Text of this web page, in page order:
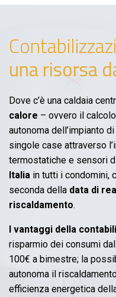
una risorsa
Dove c’è una caldaia
calore – ovvero il
autonoma dell’impianto
singole case attraverso
termostatiche e sensori
Italia in tutti i condomini,
seconda della data di
riscaldamento.
I vantaggi della
risparmio dei consumi
100€ a bimestre; la
autonoma il
efficienza energetica